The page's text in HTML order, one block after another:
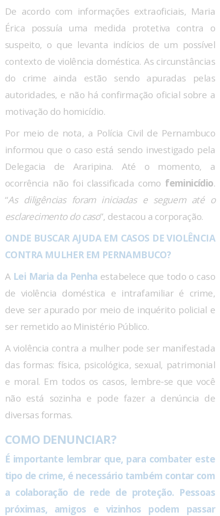
De acordo com informações extraoficiais, Maria
Érica possuía uma medida protetiva contra o
suspeito, o que levanta indícios de um possível
contexto de violência doméstica. As circunstâncias
do crime ainda estão sendo apuradas pelas
autoridades, e não há confirmação oficial sobre a
motivação do homicídio.
Por meio de nota, a Polícia Civil de Pernambuco
informou que o caso está sendo investigado pela
Delegacia de Araripina. Até o momento, a
ocorrência não foi classificada como feminicídio.
“As diligências foram iniciadas e seguem até o
esclarecimento do caso”, destacou a corporação.
ONDE BUSCAR AJUDA EM CASOS DE VIOLÊNCIA
CONTRA MULHER EM PERNAMBUCO?
A Lei Maria da Penha estabelece que todo o caso
de violência doméstica e intrafamiliar é crime,
deve ser apurado por meio de inquérito policial e
ser remetido ao Ministério Público.
A violência contra a mulher pode ser manifestada
das formas: física, psicológica, sexual, patrimonial
e moral. Em todos os casos, lembre-se que você
não está sozinha e pode fazer a denúncia de
diversas formas.
COMO DENUNCIAR?
É importante lembrar que, para combater este
tipo de crime, é necessário também contar com
a colaboração de rede de proteção. Pessoas
próximas, amigos e vizinhos podem passar